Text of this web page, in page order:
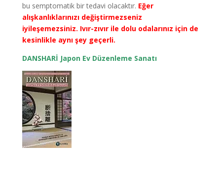
bu semptomatik bir tedavi olacaktır. Eğer
alışkanlıklarınızı değiştirmezseniz
iyileşemezsiniz. Ivır-zıvır ile dolu odalarınız için de
kesinlikle aynı şey geçerli.
DANSHARİ Japon Ev Düzenleme Sanatı